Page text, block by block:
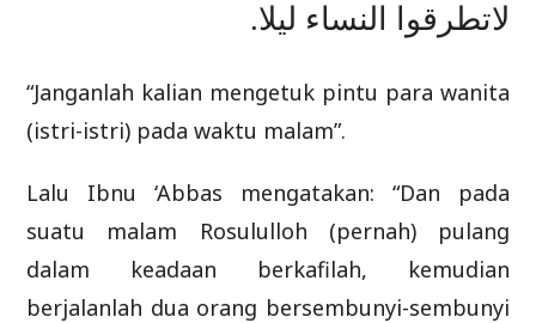
ﻻﺗﻄﺮﻗﻮﺍ ﺍﻟﻨﺴﺎء ﻟﻴﻼ.
“Janganlah kalian mengetuk pintu para wanita
(istri-istri) pada waktu malam”.
Lalu Ibnu ‘Abbas mengatakan: “Dan pada
suatu malam Rosululloh (pernah) pulang
dalam keadaan berkafilah, kemudian
berjalanlah dua orang bersembunyi-sembunyi